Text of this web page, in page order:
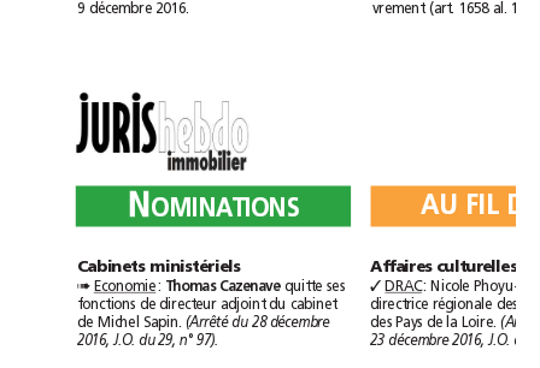
9décembre
2016.
vrement
(art. 1658 al. 1
LÉGISLATION
N OMINATIONS
Cabinets ministériels
➠ Economie: Thomas Cazenave quitte
ses
fonctions
de directeur adjoint du cabinet
de Sapin. (Arrêté du 28décembre
2016, J.O. du 29, n°97).
Affaires culturelles
✓ DRAC:
Nicole
directrice
régionale des
des Pays de la Loire.
23décembre 2016, J.O.
AU FIL